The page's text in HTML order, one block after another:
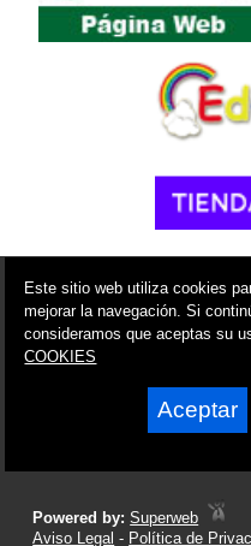
© 2006 - 2026 Portal de Cieza
info@portaldecieza.es
Síguenos en:
Powered by:Superweb
Aviso Legal - Política de
Este sitio web utiliza cookies
mejorar la navegación. Si
consideramos que aceptas su
COOKIES
Aceptar